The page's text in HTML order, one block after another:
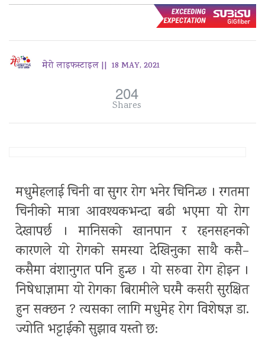
मेरो लाइफस्टाइल || 18 MAY, 2021
204
Shares
मधुमेहलाई चिनी वा सुगर रोग भनेर चिनिन्छ । रगतमा
चिनीको मात्रा आवश्यकभन्दा बढी भएमा यो रोग
देखापर्छ । मानिसको खानपान र रहनसहनको
कारणले यो रोगको समस्या देखिनुका साथै कसै–
कसैमा वंशानुगत पनि हुन्छ । यो सरुवा रोग होइन ।
निषेधाज्ञामा यो रोगका बिरामीले घरमै कसरी सुरक्षित
हुन सक्छन ? त्यसका लागि मधुमेह रोग विशेषज्ञ डा.
ज्योति भट्टाईकोे सुझाव यस्तो छ: